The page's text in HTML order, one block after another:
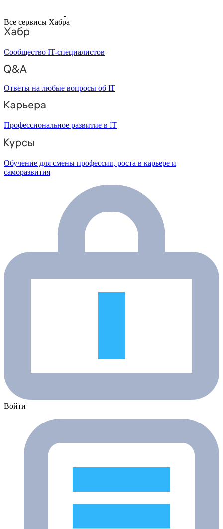
Все сервисы Хабра
Сообщество IT-специалистов
Ответы на любые вопросы об IT
Профессиональное развитие в IT
Обучение для смены профессии, роста в карьере и
саморазвития
Войти